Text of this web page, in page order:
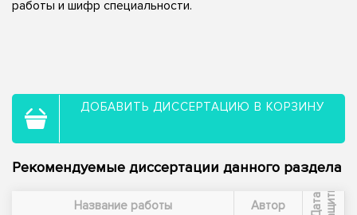
работы и шифр специальности.
ДОБАВИТЬ ДИССЕРТАЦИЮ В КОРЗИНУ
Рекомендуемые диссертации данного раздела
Название работы Автор Д
а
т
а
з
а
щ
и
т ы